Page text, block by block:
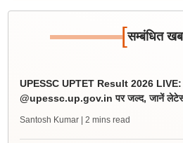
[सम्बंधित
UPESSC UPTET Result 2026 LIVE:
@upessc.up.gov.in पर जल्द, जानें लेटेस्ट
Santosh Kumar | 2 mins read